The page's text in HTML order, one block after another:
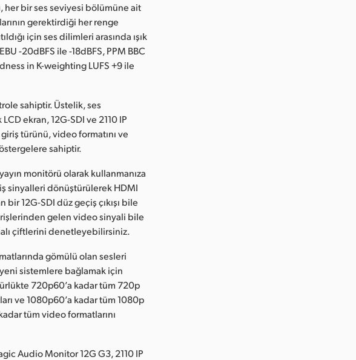
her bir ses seviyesi bölümüne ait
gerektirdiği her renge
için ses dilimleri arasında ışık
-20dBFS ile -18dBFS, PPM BBC
in K-weighting LUFS +9 ile
sahiptir. Üstelik, ses
ekran, 12G-SDI ve 2110 IP
türünü, video formatını ve
sahiptir.
monitörü olarak kullanmanıza
sinyalleri dönüştürülerek HDMI
12G-SDI düz geçiş çıkışı bile
gelen video sinyali bile
çiftlerini denetleyebilirsiniz.
gömülü olan sesleri
yeni sistemlere bağlamak için
720p60’a kadar tüm 720p
ve 1080p60’a kadar tüm 1080p
tüm video formatlarını
Audio Monitor 12G G3, 2110 IP